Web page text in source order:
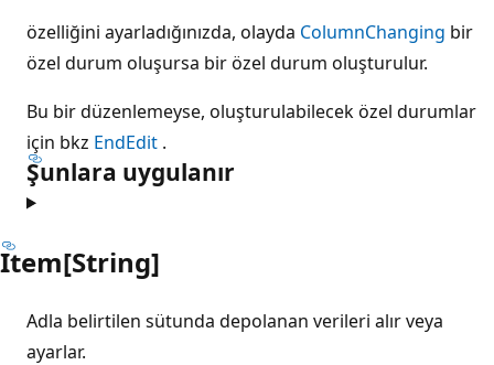
özelliğini ayarladığınızda, olayda ColumnChanging bir
özel durum oluşursa bir özel durum oluşturulur.
Bu bir düzenlemeyse, oluşturulabilecek özel durumlar
için bkz EndEdit .
Şunlara uygulanır
Item[String]
Adla belirtilen sütunda depolanan verileri alır veya
ayarlar.